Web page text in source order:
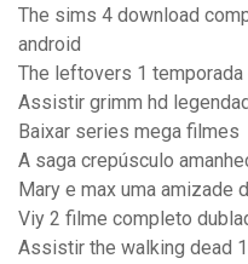
The sims 4 download
android
The leftovers 1 temporada
Assistir grimm hd
Baixar series mega filmes
A saga crepúsculo
Mary e max uma amizade
Viy 2 filme completo
Assistir the walking dead